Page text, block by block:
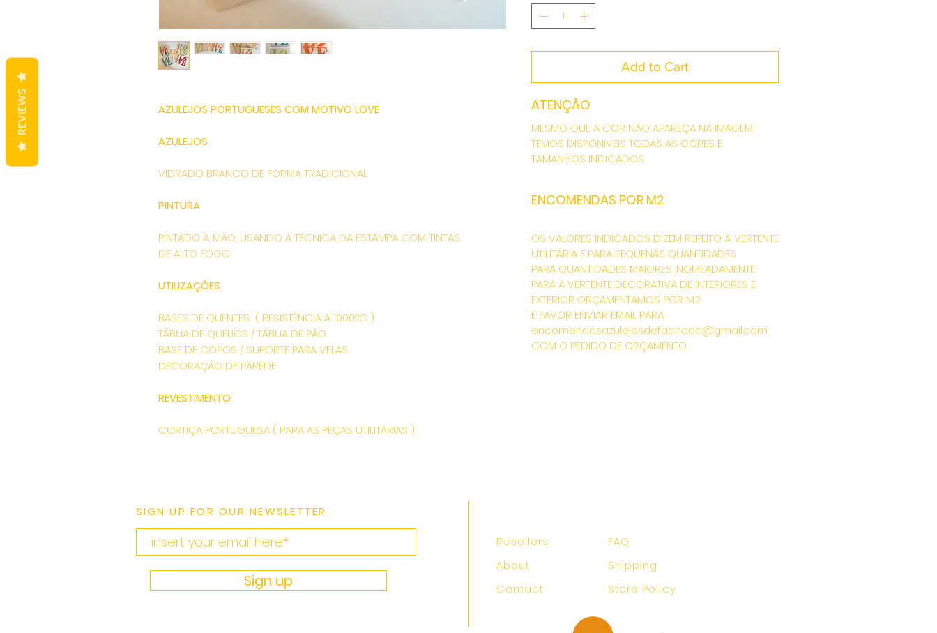
AZULEJOS PORTUGUESES COM MOTIVO LOVE
AZULEJOS
VIDRADO BRANCO DE FORMA TRADICIONAL
PINTURA
PINTADO À MÃO, USANDO A TÉCNICA DA ESTAMPA COM TINTAS
DE ALTO FOGO
UTILIZAÇÕES
BASES DE QUENTES ( RESISTÊNCIA A 1000ºC )
TÁBUA DE QUEIJOS / TÁBUA DE PÃO
BASE DE COPOS / SUPORTE PARA VELAS
DECORAÇÃO DE PAREDE
REVESTIMENTO
CORTIÇA PORTUGUESA ( PARA AS PEÇAS UTILITÁRIAS )
Add to Cart
ATENÇÃO
MESMO QUE A COR NÃO APAREÇA NA IMAGEM,
TEMOS DISPONIVEIS TODAS AS CORES E
TAMANHOS INDICADOS
ENCOMENDAS POR M2
OS VALORES INDICADOS DIZEM REPEITO À VERTENTE
UTILITÁRIA E PARA PEQUENAS QUANTIDADES
PARA QUANTIDADES MAIORES, NOMEADAMENTE
PARA A VERTENTE DECORATIVA DE INTERIORES E
EXTERIOR ORÇAMENTAMOS POR M2
É FAVOR ENVIAR EMAIL PARA
encomendasazulejosdefachada@gmail.com
COM O PEDIDO DE ORÇAMENTO
SIGN UP FOR OUR NEWSLETTER
Sign up
Resellers
About
Contact
FAQ
Shipping
Store Policy
REVIEWS